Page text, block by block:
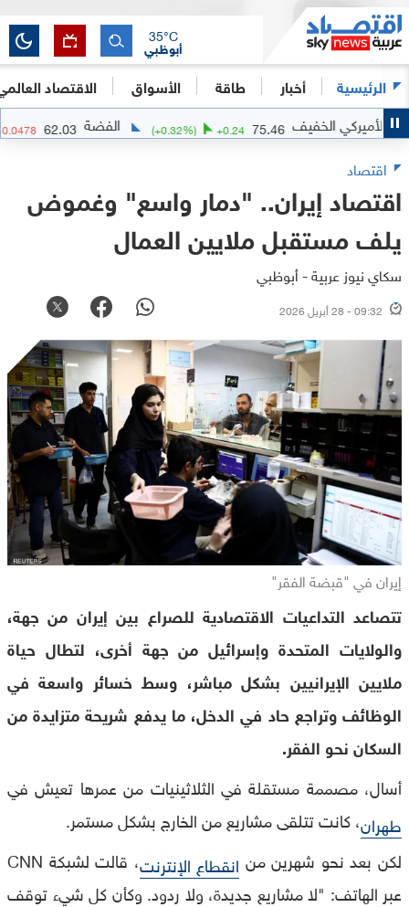
الرئيسية أخبار طاقة الأسواق الاقتصاد
أبوظبي
35°C
75.46
+0.24
(+0.32%) الفضة 62.03
-0.0478
(-0.08 %)
اقتصاد
اقتصاد إيران.. "دمار واسع" وغموض
يلف مستقبل ملايين العمال
سكاي نيوز عربية - أبوظبي
09:32 - 28 أبريل 2026
إيران في "قبضة الفقر"
تتصاعد التداعيات الاقتصادية للصراع بين إيران من جهة،
والولايات المتحدة وإسرائيل من جهة أخرى، لتطال حياة
ملايين الإيرانيين بشكل مباشر، وسط خسائر واسعة في
الوظائف وتراجع حاد في الدخل، ما يدفع شريحة متزايدة من
السكان نحو الفقر.
أسال، مصممة مستقلة في الثلاثينيات من عمرها تعيش في
طهران، كانت تتلقى مشاريع من الخارج بشكل مستمر.
لكن بعد نحو شهرين من انقطاع الإنترنت
، قالت لشبكة CNN
عبر الهاتف: "لا مشاريع جديدة، ولا ردود. وكأن كل شيء توقف